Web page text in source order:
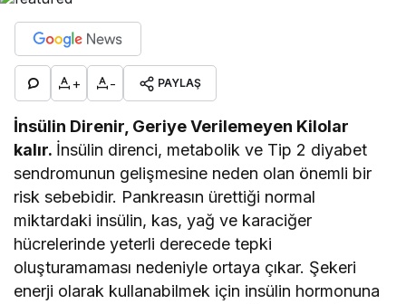
+ - PAYLAŞ
İnsülin Direnir, Geriye Verilemeyen Kilolar
kalır. İnsülin direnci, metabolik ve Tip 2 diyabet
sendromunun gelişmesine neden olan önemli bir
risk sebebidir. Pankreasın ürettiği normal
miktardaki insülin, kas, yağ ve karaciğer
hücrelerinde yeterli derecede tepki
oluşturamaması nedeniyle ortaya çıkar. Şekeri
enerji olarak kullanabilmek için insülin hormonuna